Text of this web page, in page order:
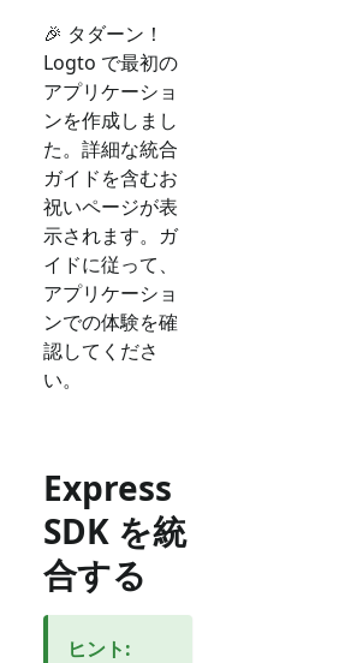
🎉 タダーン！
Logto で最初の
アプリケーショ
ンを作成しまし
た。詳細な統合
ガイドを含むお
祝いページが表
示されます。ガ
イドに従って、
アプリケーショ
ンでの体験を確
認してくださ
い。
Express
SDK を統
合する
ヒント: